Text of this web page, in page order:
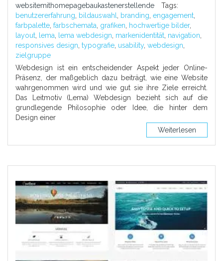
websitemithomepagebaukastenerstellende
Tags:
benutzererfahrung
bildauswahl branding engagement
farbpalette farbschemata grafiken hochwertige bilder,
layout
lema lema webdesign markenidentität navigation
responsives design typografie usability, webdesign
zielgruppe
Webdesign ist ein entscheidender Aspekt jeder Online-
Präsenz, der maßgeblich dazu beiträgt, wie eine Website
wahrgenommen wird und wie gut sie ihre Ziele erreicht.
Das Leitmotiv (Lema) Webdesign bezieht sich auf die
grundlegende Philosophie oder Idee, die hinter dem
Design einer
Weiterlesen